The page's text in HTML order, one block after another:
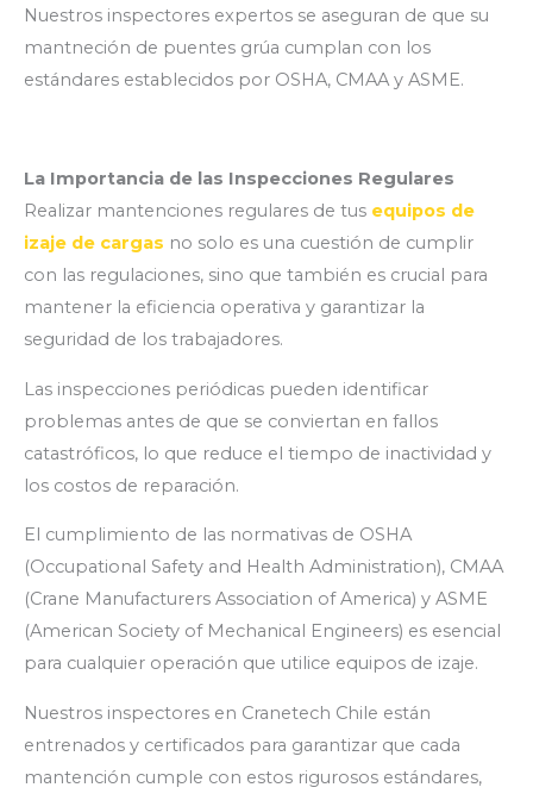
Nuestros inspectores expertos se aseguran de que su
mantneción de puentes grúa cumplan con los
estándares establecidos por OSHA, CMAA y ASME.
La Importancia de las Inspecciones Regulares
Realizar mantenciones regulares de tus equipos de
izaje de cargas no solo es una cuestión de cumplir
con las regulaciones, sino que también es crucial para
mantener la eficiencia operativa y garantizar la
seguridad de los trabajadores.
Las inspecciones periódicas pueden identificar
problemas antes de que se conviertan en fallos
catastróficos, lo que reduce el tiempo de inactividad y
los costos de reparación.
El cumplimiento de las normativas de OSHA
(Occupational Safety and Health Administration), CMAA
(Crane Manufacturers Association of America) y ASME
(American Society of Mechanical Engineers) es esencial
para cualquier operación que utilice equipos de izaje.
Nuestros inspectores en Cranetech Chile están
entrenados y certificados para garantizar que cada
mantención cumple con estos rigurosos estándares,